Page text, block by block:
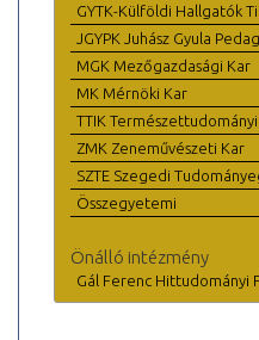
GYTK-Külföldi Hallgatók
JGYPK Juhász Gyula
MGK Mezőgazdasági Kar
MK Mérnöki Kar
TTIK
ZMK Zeneművészeti Kar
SZTE Szegedi
Összegyetemi
Önálló intézmény
Gál Ferenc Hittudományi